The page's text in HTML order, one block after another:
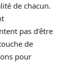
de chacun.
pas d’être
de
pour